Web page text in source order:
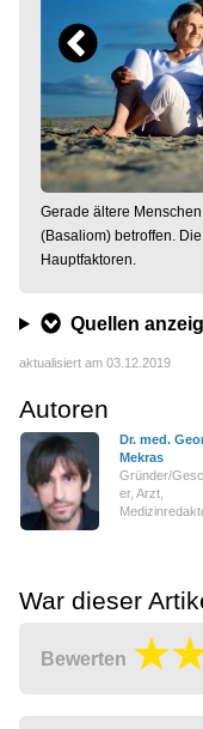
Gerade ältere
(Basaliom) betroffen.
Hauptfaktoren.
Darstellung).
rotbraune Färbung.
Mannes vor der
Quellen
aktualisiert am 03.12.2019
Autoren
Dr. med.
Mekras
Gründer/
er, Arzt,
War dieser
Bewerten